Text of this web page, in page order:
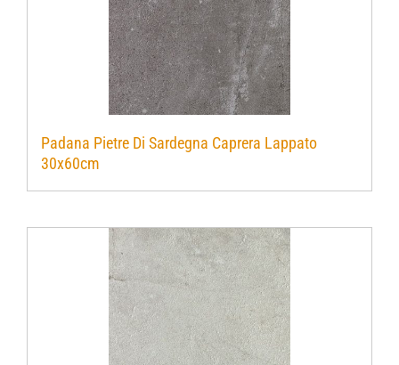
Padana Pietre Di Sardegna Caprera Lappato
30x60cm